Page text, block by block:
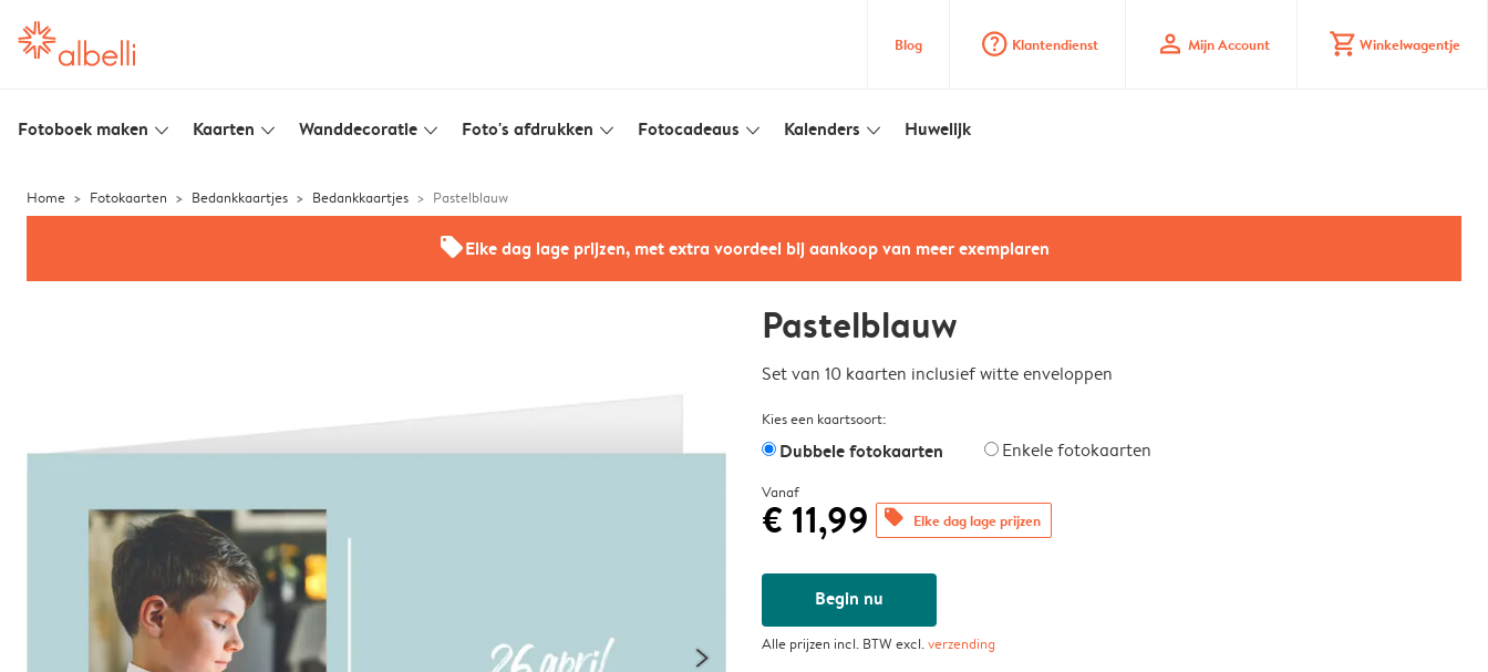
Blog question_mark_circle Klantendienst profile Mijn Account shopping_cart Winkelwagentje
Fotoboek maken slim_arrow_down Kaarten slim_arrow_down Wanddecoratie slim_arrow_down Foto's afdrukken slim_arrow_down Fotocadeaus slim_arrow_down Kalenders slim_arrow_down Huwelijk
Home Fotokaarten Bedankkaartjes Bedankkaartjes Pastelblauw
offersElke dag lage prijzen, met extra voordeel bij aankoop van meer exemplaren
Pastelblauw
Set van 10 kaarten inclusief witte enveloppen
Kies een kaartsoort:
Dubbele fotokaarten Enkele fotokaarten
Vanaf
€ 11,99 offers Elke dag lage prijzen
Begin nu
Alle prijzen incl. BTW excl.verzending